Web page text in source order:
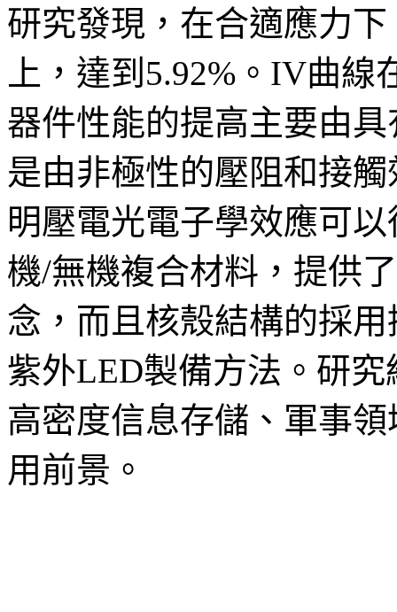
研究發現，在合適應力
上，達到5.92%。IV曲
器件性能的提高主要由
是由非極性的壓阻和接
明壓電光電子學效應可
機/無機複合材料，提供
念，而且核殼結構的採
紫外LED製備方法。研
高密度信息存儲、軍事
用前景。